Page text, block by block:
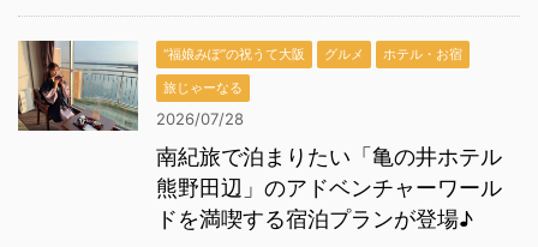
“福娘みぽ”の祝うて大阪 グルメ
ホテル・お宿
旅じゃーなる
2026/07/28
南紀旅で泊まりたい「亀の井ホテル
熊野田辺」のアドベンチャーワール
ドを満喫する宿泊プランが登場♪